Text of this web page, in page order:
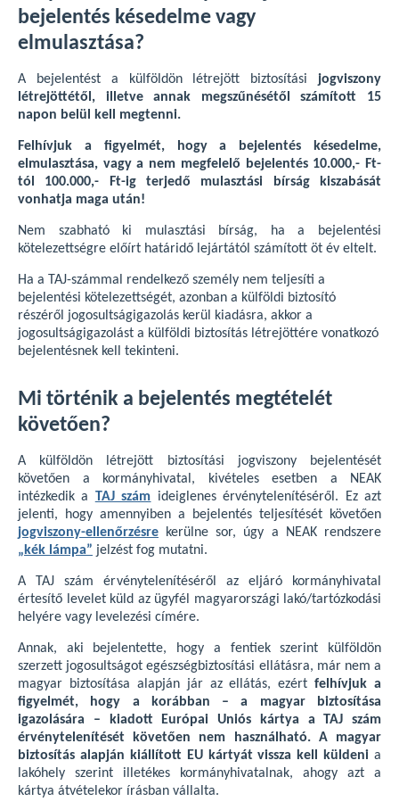
bejelentés késedelme vagy
elmulasztása?
A bejelentést a külföldön létrejött biztosítási jogviszony
létrejöttétől, illetve annak megszűnésétől számított 15
napon belül kell megtenni.
Felhívjuk a figyelmét, hogy a bejelentés késedelme,
elmulasztása, vagy a nem megfelelő bejelentés 10.000,- Ft-
tól 100.000,- Ft-ig terjedő mulasztási bírság kiszabását
vonhatja maga után!
Nem szabható ki mulasztási bírság, ha a bejelentési
kötelezettségre előírt határidő lejártától számított öt év eltelt.
Ha a TAJ-számmal rendelkező személy nem teljesíti a
bejelentési kötelezettségét, azonban a külföldi biztosító
részéről jogosultságigazolás kerül kiadásra, akkor a
jogosultságigazolást a külföldi biztosítás létrejöttére vonatkozó
bejelentésnek kell tekinteni.
Mi történik a bejelentés megtételét
követően?
A külföldön létrejött biztosítási jogviszony bejelentését
követően a kormányhivatal, kivételes esetben a NEAK
intézkedik a TAJ szám ideiglenes érvénytelenítéséről. Ez azt
jelenti, hogy amennyiben a bejelentés teljesítését követően
jogviszony-ellenőrzésre kerülne sor, úgy a NEAK rendszere
„kék lámpa” jelzést fog mutatni.
A TAJ szám érvénytelenítéséről az eljáró kormányhivatal
értesítő levelet küld az ügyfél magyarországi lakó/tartózkodási
helyére vagy levelezési címére.
Annak, aki bejelentette, hogy a fentiek szerint külföldön
szerzett jogosultságot egészségbiztosítási ellátásra, már nem a
magyar biztosítása alapján jár az ellátás, ezértfelhívjuk a
figyelmét, hogy a korábban – a magyar biztosítása
igazolására – kiadott Európai Uniós kártya a TAJ szám
érvénytelenítését követően nem használható. A magyar
biztosítás alapján kiállított EU kártyát vissza kell küldeni a
lakóhely szerint illetékes kormányhivatalnak, ahogy azt a
kártya átvételekor írásban vállalta.